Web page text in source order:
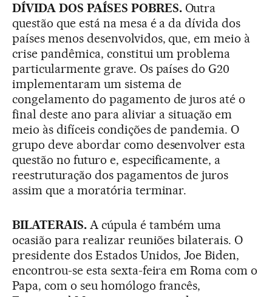
DÍVIDA DOS PAÍSES POBRES.Outra
questão que está na mesa é a da dívida dos
países menos desenvolvidos, que, em meio à
crise pandêmica, constitui um problema
particularmente grave. Os países do G20
implementaram um sistema de
congelamento do pagamento de juros até o
final deste ano para aliviar a situação em
meio às difíceis condições de pandemia. O
grupo deve abordar como desenvolver esta
questão no futuro e, especificamente, a
reestruturação dos pagamentos de juros
assim que a moratória terminar.
BILATERAIS.A cúpula é também uma
ocasião para realizar reuniões bilaterais. O
presidente dos Estados Unidos, Joe Biden,
encontrou-se esta sexta-feira em Roma com o
Papa, com o seu homólogo francês,